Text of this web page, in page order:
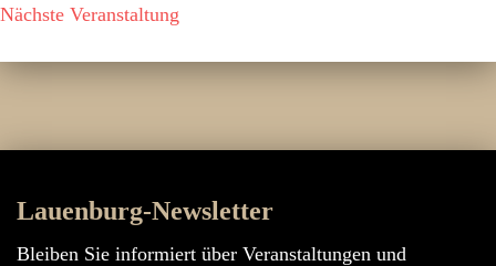
Nächste Veranstaltung
Lauenburg-Newsletter
Bleiben Sie informiert über Veranstaltungen und